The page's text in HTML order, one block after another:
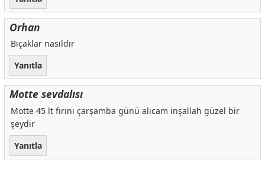
Su atar
Kitap
₺4,99 Kitap Çeşitleri
Orhan
Bıçaklar nasıldır
Yanıtla
Motte sevdalısı
Motte 45 lt fırını çarşamba günü alıcam inşallah güzel bir
şeydir
Yanıtla